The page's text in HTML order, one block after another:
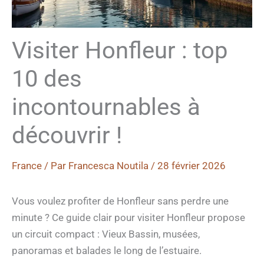
Visiter Honfleur : top
10 des
incontournables à
découvrir !
France / Par Francesca Noutila / 28 février 2026
Vous voulez profiter de Honfleur sans perdre une
minute ? Ce guide clair pour visiter Honfleur propose
un circuit compact : Vieux Bassin, musées,
panoramas et balades le long de l’estuaire.